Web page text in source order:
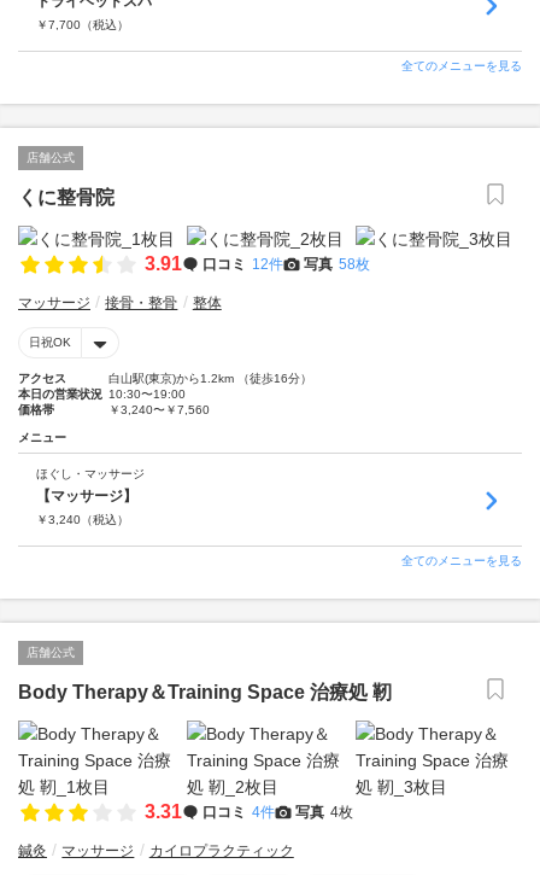
￥7,700 （税込）
全てのメニューを見る
店舗公式
くに整骨院
3.91 口コミ 12件 写真 58枚
マッサージ 接骨・整骨 整体
日祝OK
アクセス
白山駅(東京)から1.2km （徒歩16分）
本日の営業状況 10:30〜19:00
価格帯
￥3,240〜￥7,560
メニュー
ほぐし・マッサージ
【マッサージ】
￥3,240 （税込）
全てのメニューを見る
店舗公式
Body Therapy＆Training Space 治療処 靭
3.31 口コミ 4件 写真 4枚
鍼灸 マッサージ カイロプラクティック